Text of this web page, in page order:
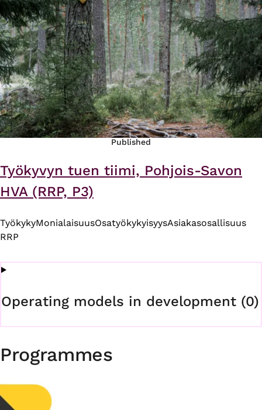
Published
Työkyvyn tuen tiimi, Pohjois-Savon
HVA (RRP, P3)
TyökykyMonialaisuusOsatyökykyisyysAsiakasosallisuus
RRP
Operating models in development (0)
Programmes